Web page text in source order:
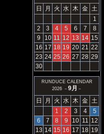
日 月 火 水 木 金 土
1
2
3 4 5 6 7
8
9
10 11 12 13 14 15
16 17 18 19 20 21 22
23 24 25 26 27 28 29
30
RUNDUCE CALENDAR
2026 － 9月 －
日 月 火 水 木 金 土
1
2 3 4
5
6
7 8 9 10 11 12
13 14 15 16 17 18 19